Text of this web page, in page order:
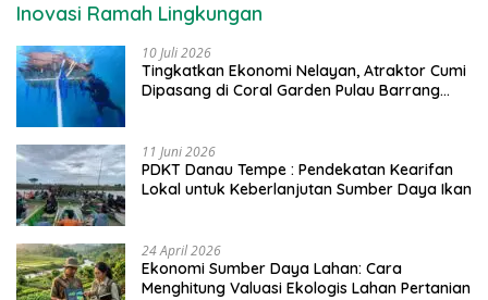
Inovasi Ramah Lingkungan
10 Juli 2026
Tingkatkan Ekonomi Nelayan, Atraktor Cumi
Dipasang di Coral Garden Pulau Barrang
11 Juni 2026
PDKT Danau Tempe : Pendekatan Kearifan
Lokal untuk Keberlanjutan Sumber Daya Ikan
24 April 2026
Ekonomi Sumber Daya Lahan: Cara
Menghitung Valuasi Ekologis Lahan Pertanian